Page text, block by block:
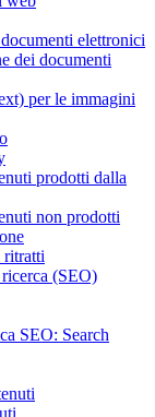
elettronici
dei documenti
per le immagini
prodotti dalla
non prodotti
ritratti
(SEO)
SEO: Search